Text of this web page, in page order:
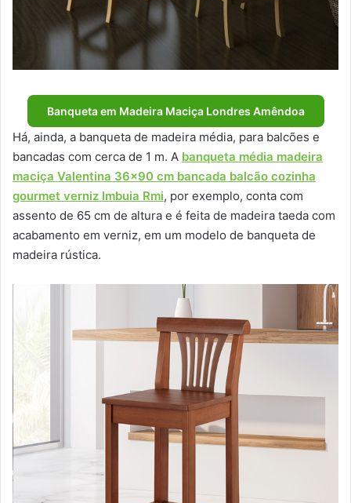
Banqueta em Madeira Maciça Londres Amêndoa
Há, ainda, a banqueta de madeira média, para balcões e
bancadas com cerca de 1 m. A banqueta média madeira
maciça Valentina 36×90 cm bancada balcão cozinha
gourmet verniz Imbuia Rmi, por exemplo, conta com
assento de 65 cm de altura e é feita de madeira taeda com
acabamento em verniz, em um modelo de banqueta de
madeira rústica.